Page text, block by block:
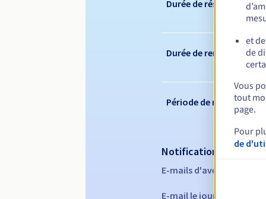
Durée de réservation
Durée de
Période de rédemption
Notifications
E-mails d'avertissement :
E-mail le jour de
et
de
Vous
tout
page.
Pour
de